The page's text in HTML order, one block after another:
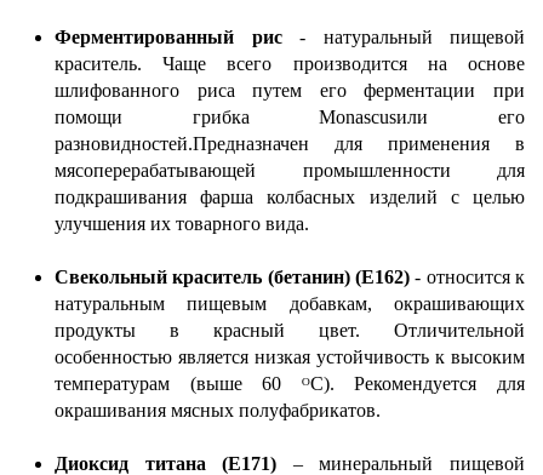
Ферментированный рис - натуральный пищевой
краситель. Чаще всего производится на основе
шлифованного риса путем его ферментации при
помощи грибка Monascusили его
разновидностей.Предназначен для применения в
мясоперерабатывающей промышленности для
подкрашивания фарша колбасных изделий с целью
улучшения их товарного вида.
Свекольный краситель (бетанин) (Е162) - относится к
натуральным пищевым добавкам, окрашивающих
продукты в красный цвет. Отличительной
особенностью является низкая устойчивость к высоким
температурам (выше 60 ᴼС). Рекомендуется для
окрашивания мясных полуфабрикатов.
Диоксид титана (Е171) – минеральный пищевой